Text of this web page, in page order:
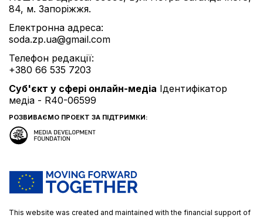
84, м. Запоріжжя.
Електронна адреса:
soda.zp.ua@gmail.com
Телефон редакції:
+380 66 535 7203
Cуб'єкт у сфері онлайн-медіа Ідентифікатор
медіа - R40-06599
РОЗВИВАЄМО ПРОЕКТ ЗА ПІДТРИМКИ:
This website was created and maintained with the financial support of